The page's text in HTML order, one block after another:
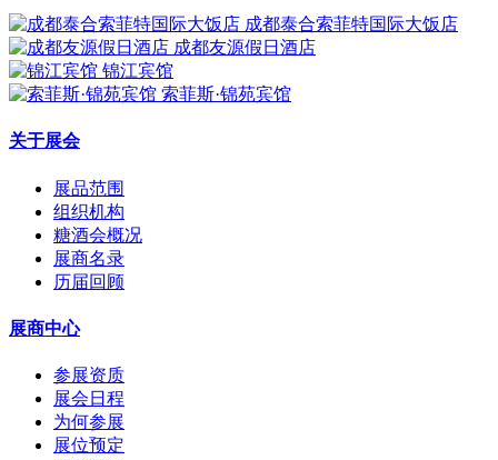
成都泰合索菲特国际大饭店
成都友源假日酒店
锦江宾馆
索菲斯·锦苑宾馆
关于展会
展品范围
组织机构
糖酒会概况
展商名录
历届回顾
展商中心
参展资质
展会日程
为何参展
展位预定